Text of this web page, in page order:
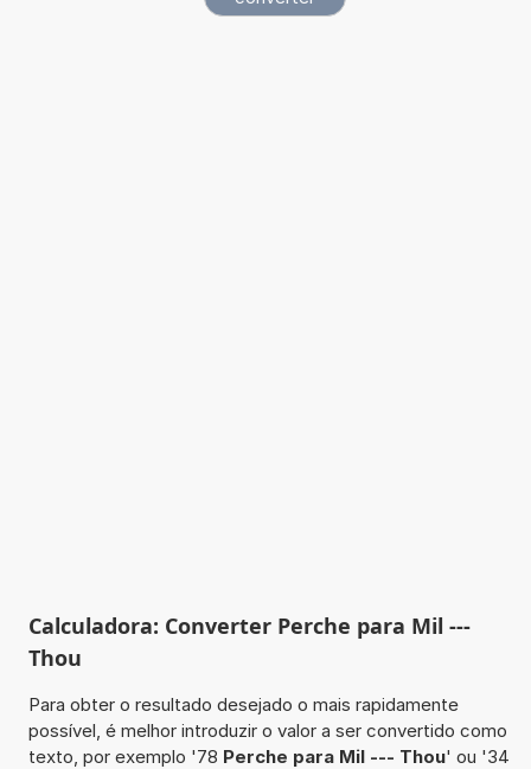
Calculadora: Converter Perche para Mil ---
Thou
Para obter o resultado desejado o mais rapidamente
possível, é melhor introduzir o valor a ser convertido como
texto, por exemplo '78 Perche para Mil --- Thou' ou '34